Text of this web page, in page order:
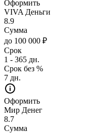
Оформить
VIVA Деньги
8.9
Сумма
до 100 000 ₽
Срок
1 - 365 дн.
Срок без %
7 дн.
Оформить
Мир Денег
8.7
Сумма